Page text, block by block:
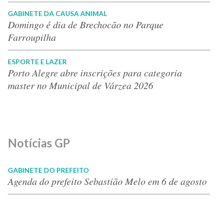
GABINETE DA CAUSA ANIMAL
Domingo é dia de Brechocão no Parque
Farroupilha
ESPORTE E LAZER
Porto Alegre abre inscrições para categoria
master no Municipal de Várzea 2026
Notícias GP
GABINETE DO PREFEITO
Agenda do prefeito Sebastião Melo em 6 de agosto